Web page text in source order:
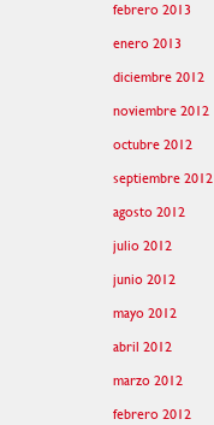
febrero 2013
enero 2013
diciembre 2012
noviembre 2012
octubre 2012
septiembre 2012
agosto 2012
julio 2012
junio 2012
mayo 2012
abril 2012
marzo 2012
febrero 2012